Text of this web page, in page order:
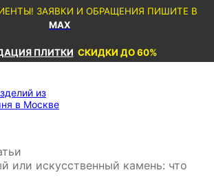
ЗАЯВКИ И ОБРАЩЕНИЯ ПИШИТЕ В
MAX
ПЛИТКИ СКИДКИ ДО 60%
или искусственный камень: что